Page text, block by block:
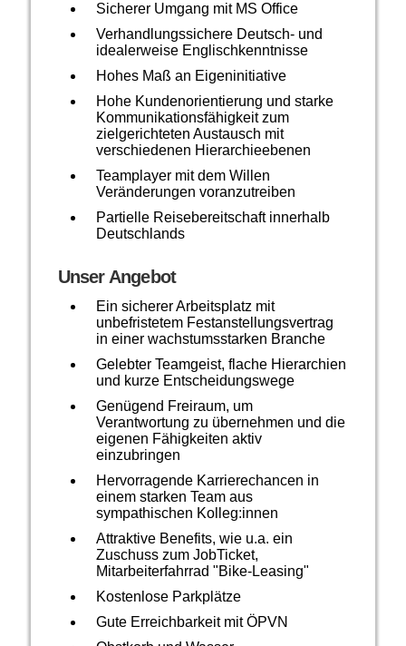
Sicherer Umgang mit MS Office
Verhandlungssichere Deutsch- und
idealerweise Englischkenntnisse
Hohes Maß an Eigeninitiative
Hohe Kundenorientierung und starke
Kommunikationsfähigkeit zum
zielgerichteten Austausch mit
verschiedenen Hierarchieebenen
Teamplayer mit dem Willen
Veränderungen voranzutreiben
Partielle Reisebereitschaft innerhalb
Deutschlands
Unser Angebot
Ein sicherer Arbeitsplatz mit
unbefristetem Festanstellungsvertrag
in einer wachstumsstarken Branche
Gelebter Teamgeist, flache Hierarchien
und kurze Entscheidungswege
Genügend Freiraum, um
Verantwortung zu übernehmen und die
eigenen Fähigkeiten aktiv
einzubringen
Hervorragende Karrierechancen in
einem starken Team aus
sympathischen Kolleg:innen
Attraktive Benefits, wie u.a. ein
Zuschuss zum JobTicket,
Mitarbeiterfahrrad "Bike-Leasing"
Kostenlose Parkplätze
Gute Erreichbarkeit mit ÖPVN